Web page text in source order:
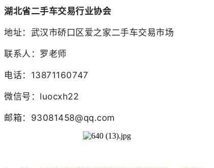
湖北省二手车交易行业协会
地址：武汉市硚口区爱之家二手车交易市场
联系人：罗老师
电话：13871160747
微信号：luocxh22
邮箱：93081458@qq.com